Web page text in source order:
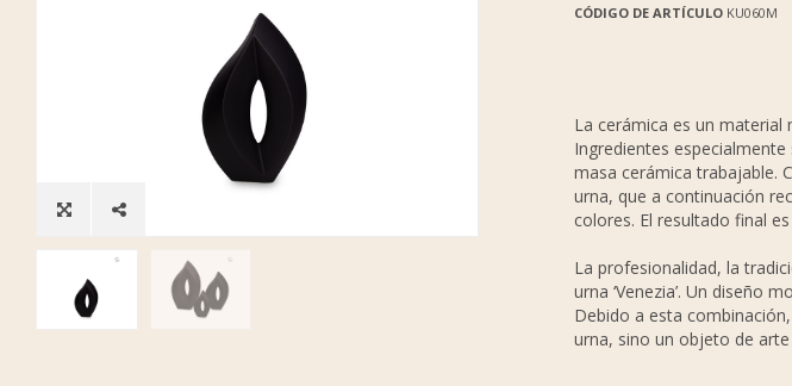
CÓDIGO DE ARTÍCULOKU060M
La cerámica es un material
Ingredientes
masa cerámica trabajable.
urna, que a continuación
colores. El resultado final
La profesionalidad, la
urna ‘Venezia’. Un diseño
Debido a esta combinación,
urna, sino un objeto de